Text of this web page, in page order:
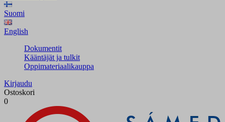
Suomi
English
Dokumentit
Kääntäjät ja tulkit
Oppimateriaalikauppa
Kirjaudu
Ostoskori
0